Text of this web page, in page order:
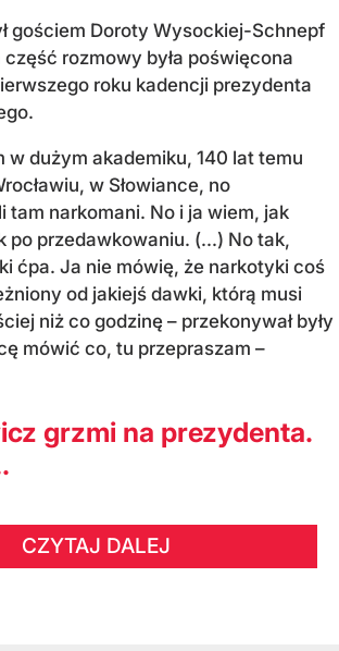
gościem Doroty Wysockiej-Schnepf
rozmowy była poświęcona
roku kadencji prezydenta
w dużym akademiku, 140 lat temu
w Słowiance, no
tam narkomani. No i ja wiem, jak
po przedawkowaniu. (...) No tak,
ćpa. Ja nie mówię, że narkotyki coś
od jakiejś dawki, którą musi
niż co godzinę – przekonywał były
mówić co, tu przepraszam –
grzmi na prezydenta.
CZYTAJ DALEJ